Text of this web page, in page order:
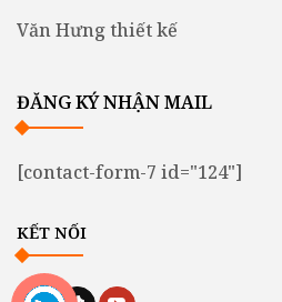
Văn Hưng thiết kế
ĐĂNG KÝ NHẬN MAIL
[contact-form-7 id="124"]
KẾT NỐI